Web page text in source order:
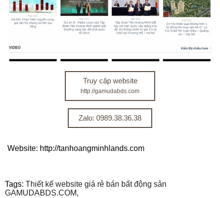
Truy cập website
http://gamudabds.com
Zalo: 0989.38.36.38
Website: http://tanhoangminhlands.com
Tags: Thiết kế website giá rẻ bán bất động sản
GAMUDABDS.COM,